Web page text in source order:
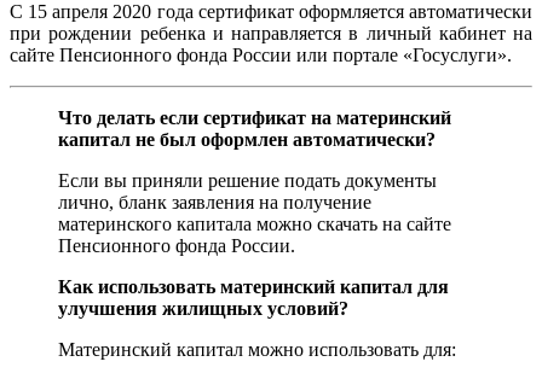
С 15 апреля 2020 года сертификат оформляется автоматически
при рождении ребенка и направляется в личный кабинет на
сайте Пенсионного фонда России или портале «Госуслуги».
Что делать если сертификат на материнский
капитал не был оформлен автоматически?
Если вы приняли решение подать документы
лично, бланк заявления на получение
материнского капитала можно скачать на сайте
Пенсионного фонда России.
Как использовать материнский капитал для
улучшения жилищных условий?
Материнский капитал можно использовать для: